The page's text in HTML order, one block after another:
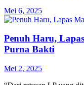
Mei 6, 2025
Penuh Haru,
Purna Bakti
Mei 2, 2025